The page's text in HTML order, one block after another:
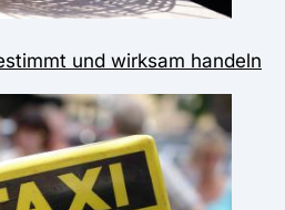
und wirksam handeln